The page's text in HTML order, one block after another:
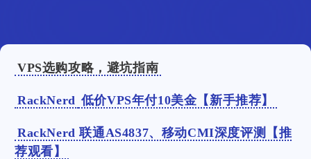
VPS选购攻略，避坑指南
RackNerd 低价VPS年付10美金【新手推荐】
RackNerd 联通AS4837、移动CMI深度评测【推
荐观看】